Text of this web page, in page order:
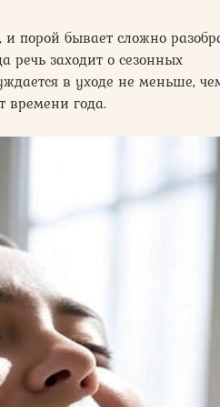
порой бывает сложно
речь заходит о сезонных
в уходе не меньше,
времени года.